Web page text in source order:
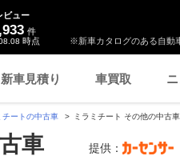
※新車カタログのある自動
ビュー
件
時点
新車見積り 車買取
チートの中古車 ミラミチート その他の中古車
車 提供：